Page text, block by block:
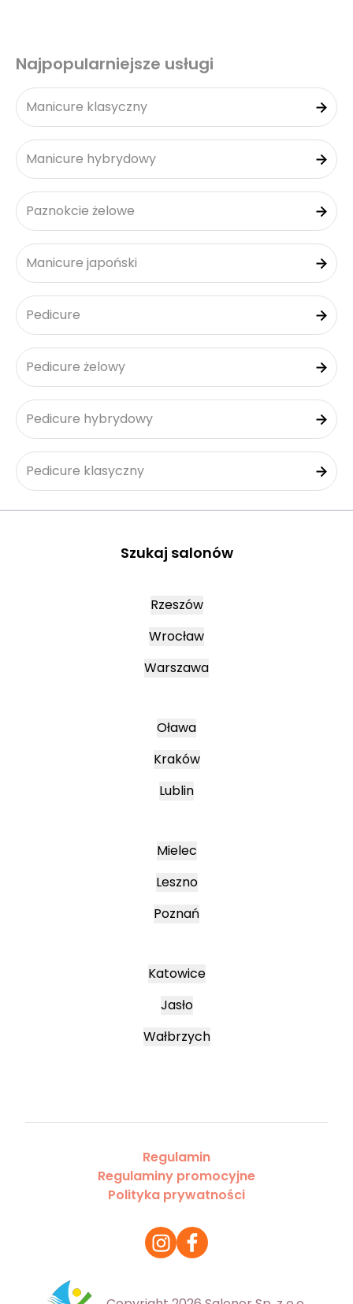
Najpopularniejsze usługi
Manicure klasyczny
Manicure hybrydowy
Paznokcie żelowe
Manicure japoński
Pedicure
Pedicure żelowy
Pedicure hybrydowy
Pedicure klasyczny
Szukaj salonów
Rzeszów
Wrocław
Warszawa
Oława
Kraków
Lublin
Mielec
Leszno
Poznań
Katowice
Jasło
Wałbrzych
Regulamin
Regulaminy promocyjne
Polityka prywatności